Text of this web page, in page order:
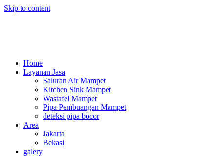
Skip to content
Home
Layanan Jasa
Saluran Air Mampet
Kitchen Sink Mampet
Wastafel Mampet
Pipa Pembuangan Mampet
deteksi pipa bocor
Area
Jakarta
Bekasi
galery